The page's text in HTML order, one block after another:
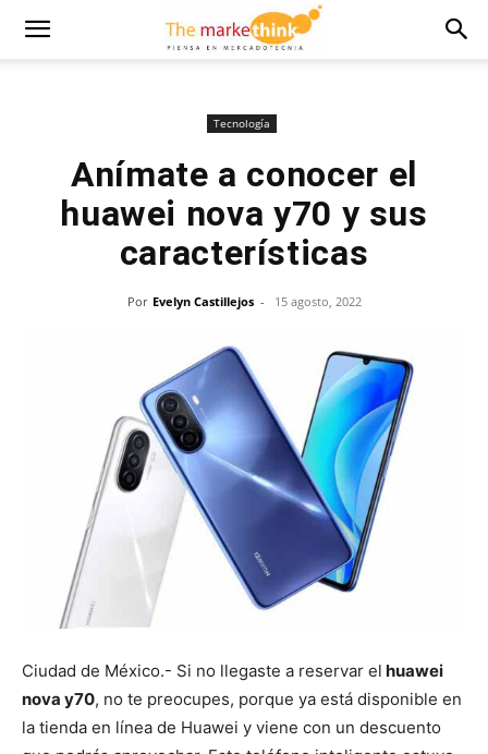
Tecnología
Anímate a conocer el
huawei nova y70 y sus
características
Por Evelyn Castillejos - 15 agosto, 2022
Ciudad de México.- Si no llegaste a reservar el huawei
nova y70, no te preocupes, porque ya está disponible en
la tienda en línea de Huawei y viene con un descuento